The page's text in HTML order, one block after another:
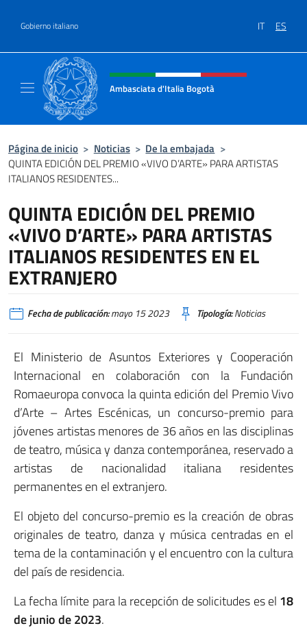
Gobierno italiano IT ES
Encabezado del sitio web,
Ambasciata d'Italia Bogotà
Página de inicio > Noticias > De la embajada >
QUINTA EDICIÓN DEL PREMIO «VIVO D’ARTE» PARA ARTISTAS
ITALIANOS RESIDENTES...
QUINTA EDICIÓN DEL PREMIO
«VIVO D’ARTE» PARA ARTISTAS
ITALIANOS RESIDENTES EN EL
EXTRANJERO
Fecha de publicación:mayo 15 2023 Tipología:Noticias
El Ministerio de Asuntos Exteriores y Cooperación
Internacional en colaboración con la Fundación
Romaeuropa convoca la quinta edición del Premio Vivo
d’Arte – Artes Escénicas, un concurso-premio para
jóvenes artistas menores de 36 años en las disciplinas
de teatro, música y danza contemporánea, reservado a
artistas de nacionalidad italiana residentes
permanentes en el extranjero.
El objeto del concurso-premio es la creación de obras
originales de teatro, danza y música centradas en el
tema de la contaminación y el encuentro con la cultura
del país de residencia.
La fecha límite para la recepción de solicitudes es el 18
de junio de 2023.